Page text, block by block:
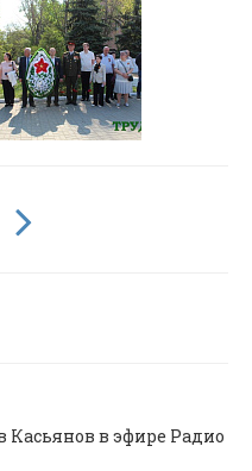
Касьянов в эфире Радио